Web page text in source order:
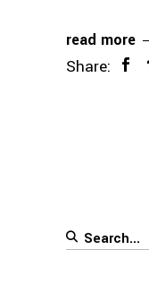
read more
Share:
Search